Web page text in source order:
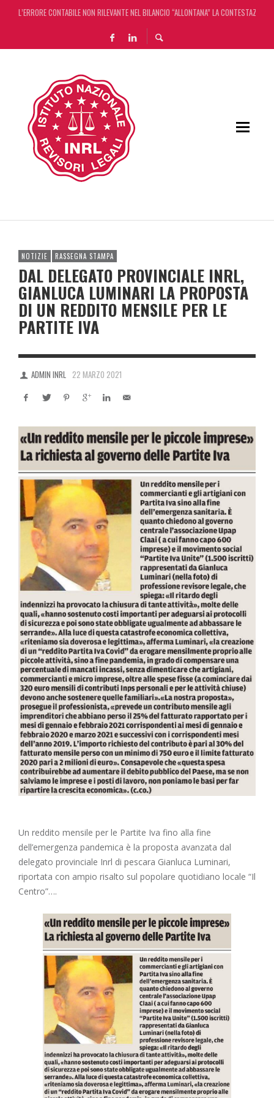
L’ERRORE CONTABILE NON RILEVANTE NEL BILANCIO “ALLONTANA” LA CONTESTAZIONE
DECRETO OMNIBUS: CON IL CONCORDATO UNO ‘SCUDO’ FISCALE DI 4 ANNI
CHIUSURA ESTIVA DELLA RASSEGNA STAMPA INRL: DAL 10 AL 24 AGOSTO
NOTIZIE RASSEGNA STAMPA
DAL DELEGATO PROVINCIALE INRL,
GIANLUCA LUMINARI LA PROPOSTA
DI UN REDDITO MENSILE PER LE
PARTITE IVA
ADMIN INRL 22 MARZO 2021
Un reddito mensile per le Partite Iva fino alla fine
dell’emergenza pandemica è la proposta avanzata dal
delegato provinciale Inrl di pescara Gianluca Luminari,
riportata con ampio risalto sul popolare quotidiano locale “Il
Centro”….